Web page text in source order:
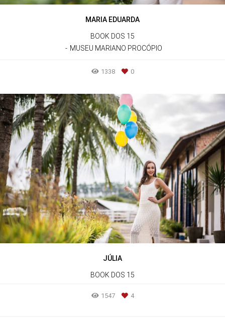
MARIA EDUARDA
BOOK DOS 15
MUSEU MARIANO PROCÓPIO
1338 0
JÚLIA
BOOK DOS 15
1547 4